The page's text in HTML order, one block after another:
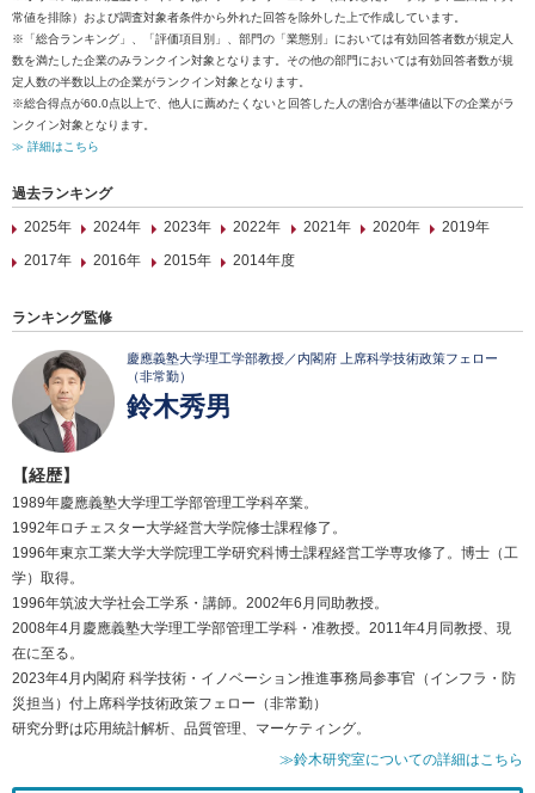
常値を排除）および調査対象者条件から外れた回答を除外した上で作成しています。
※「総合ランキング」、「評価項目別」、部門の「業態別」においては有効回答者数が規定人
数を満たした企業のみランクイン対象となります。その他の部門においては有効回答者数が規
定人数の半数以上の企業がランクイン対象となります。
※総合得点が60.0点以上で、他人に薦めたくないと回答した人の割合が基準値以下の企業がラ
ンクイン対象となります。
≫ 詳細はこちら
過去ランキング
2025年
2024年 2023年 2022年 2021年 2020年
2019年
2017年
2016年 2015年 2014年度
ランキング監修
慶應義塾大学理工学部教授／内閣府 上席科学技術政策フェロー
（非常勤）
鈴木秀男
【経歴】
1989年慶應義塾大学理工学部管理工学科卒業。
1992年ロチェスター大学経営大学院修士課程修了。
1996年東京工業大学大学院理工学研究科博士課程経営工学専攻修了。博士（工
学）取得。
1996年筑波大学社会工学系・講師。2002年6月同助教授。
2008年4月慶應義塾大学理工学部管理工学科・准教授。2011年4月同教授、現
在に至る。
2023年4月内閣府 科学技術・イノベーション推進事務局参事官（インフラ・防
災担当）付上席科学技術政策フェロー（非常勤）
研究分野は応用統計解析、品質管理、マーケティング。
≫鈴木研究室についての詳細はこちら